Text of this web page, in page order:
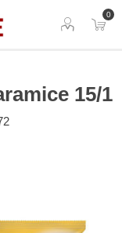
0
15/1